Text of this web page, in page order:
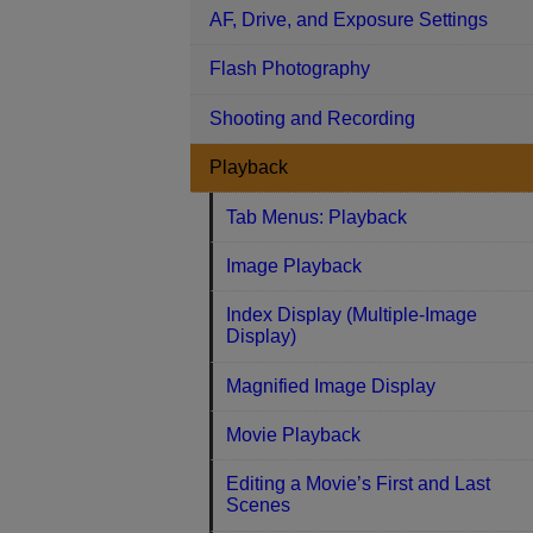
AF, Drive, and Exposure Settings
Flash Photography
Shooting and Recording
Playback
Tab Menus: Playback
Image Playback
Index Display (Multiple-Image
Display)
Magnified Image Display
Movie Playback
Editing a Movie’s First and Last
Scenes